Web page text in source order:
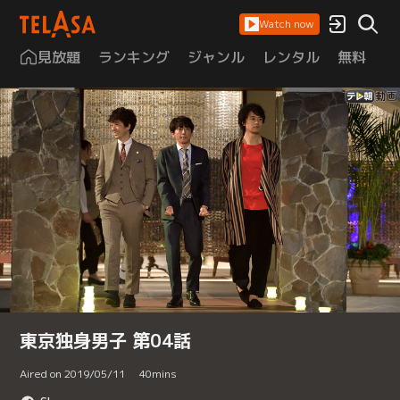
Watch now
見放題 ランキング ジャンル レンタル 無料
東京独身男子 第04話
Aired on 2019/05/11 40mins